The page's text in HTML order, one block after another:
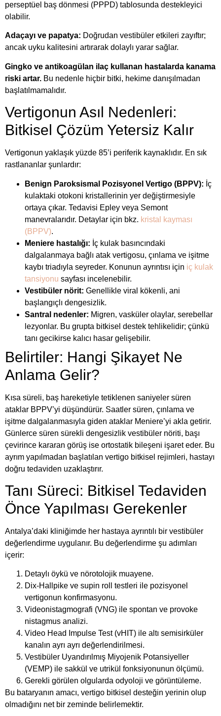
perseptüel baş dönmesi (PPPD) tablosunda destekleyici
olabilir.
Adaçayı ve papatya: Doğrudan vestibüler etkileri zayıftır;
ancak uyku kalitesini artırarak dolaylı yarar sağlar.
Gingko ve antikoagülan ilaç kullanan hastalarda kanama
riski artar. Bu nedenle hiçbir bitki, hekime danışılmadan
başlatılmamalıdır.
Vertigonun Asıl Nedenleri:
Bitkisel Çözüm Yetersiz Kalır
Vertigonun yaklaşık yüzde 85’i periferik kaynaklıdır. En sık
rastlananlar şunlardır:
Benign Paroksismal Pozisyonel Vertigo (BPPV): İç
kulaktaki otokoni kristallerinin yer değiştirmesiyle
ortaya çıkar. Tedavisi Epley veya Semont
manevralarıdır. Detaylar için bkz. kristal kayması
(BPPV).
Meniere hastalığı: İç kulak basıncındaki
dalgalanmaya bağlı atak vertigosu, çınlama ve işitme
kaybı triadıyla seyreder. Konunun ayrıntısı için iç kulak
tansiyonu sayfası incelenebilir.
Vestibüler nörit: Genellikle viral kökenli, ani
başlangıçlı dengesizlik.
Santral nedenler: Migren, vasküler olaylar, serebellar
lezyonlar. Bu grupta bitkisel destek tehlikelidir; çünkü
tanı gecikirse kalıcı hasar gelişebilir.
Belirtiler: Hangi Şikayet Ne
Anlama Gelir?
Kısa süreli, baş hareketiyle tetiklenen saniyeler süren
ataklar BPPV’yi düşündürür. Saatler süren, çınlama ve
işitme dalgalanmasıyla giden ataklar Meniere’yi akla getirir.
Günlerce süren sürekli dengesizlik vestibüler nöriti, başı
çevirince kararan görüş ise ortostatik bileşeni işaret eder. Bu
ayrım yapılmadan başlatılan vertigo bitkisel rejimleri, hastayı
doğru tedaviden uzaklaştırır.
Tanı Süreci: Bitkisel Tedaviden
Önce Yapılması Gerekenler
Antalya’daki kliniğimde her hastaya ayrıntılı bir vestibüler
değerlendirme uygulanır. Bu değerlendirme şu adımları
içerir:
Detaylı öykü ve nörotolojik muayene.
Dix-Hallpike ve supin roll testleri ile pozisyonel
vertigonun konfirmasyonu.
Videonistagmografi (VNG) ile spontan ve provoke
nistagmus analizi.
Video Head Impulse Test (vHIT) ile altı semisirküler
kanalın ayrı ayrı değerlendirilmesi.
Vestibüler Uyandırılmış Miyojenik Potansiyeller
(VEMP) ile sakkül ve utrikül fonksiyonunun ölçümü.
Gerekli görülen olgularda odyoloji ve görüntüleme.
Bu bataryanın amacı, vertigo bitkisel desteğin yerinin olup
olmadığını net bir zeminde belirlemektir.